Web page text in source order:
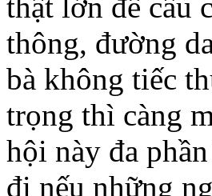
thông, đường
bà không tiếc
trọng thì càng
hội này đa
đi nếu những